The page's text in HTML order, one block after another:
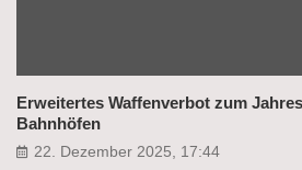
Erweitertes Waffenverbot zum
Bahnhöfen
22. Dezember 2025, 17:44